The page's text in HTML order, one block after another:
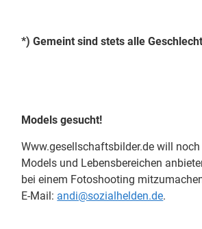
*) Gemeint sind stets alle
Models gesucht!
Www.gesellschaftsbilder.de will
Models und Lebensbereichen
bei einem Fotoshooting
E-Mail: andi@sozialhelden.de.